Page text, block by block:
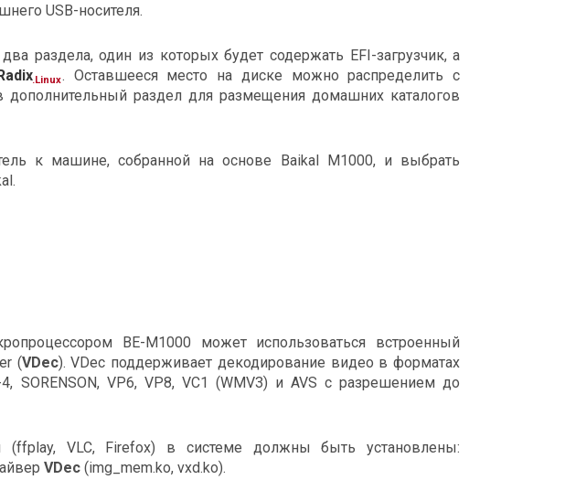
USB-носителя.
раздела, один из которых будет содержать EFI-загрузчик, а
.Linux. Оставшееся место на диске можно распределить с
дополнительный раздел для размещения домашних каталогов
к машине, собранной на основе Baikal M1000, и выбрать
BE-M1000 может использоваться встроенный
(VDec). VDec поддерживает декодирование видео в форматах
4, SORENSON, VP6, VP8, VC1 (WMV3) и AVS с разрешением до
VLC, Firefox) в системе должны быть установлены:
VDec (img_mem.ko, vxd.ko).